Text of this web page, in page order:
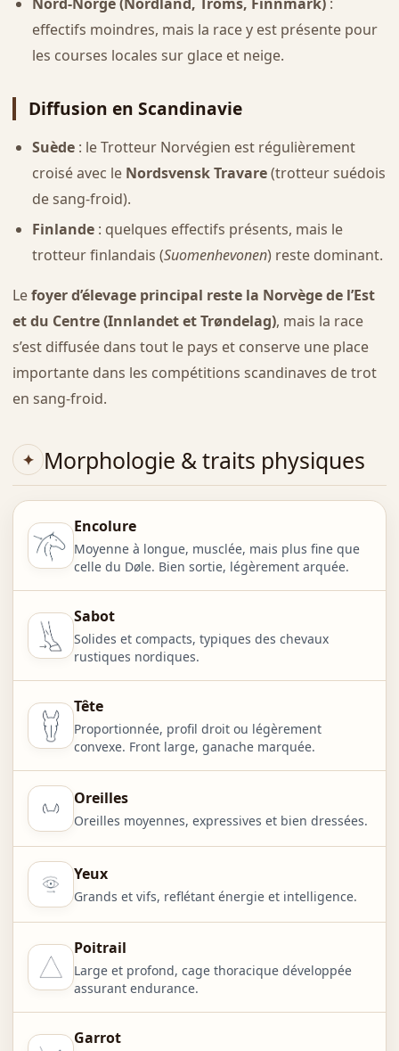
effectifs moindres, mais la race y est présente pour
les courses locales sur glace et neige.
Diffusion en Scandinavie
Suède: le Trotteur Norvégien est régulièrement
croisé avec le Nordsvensk Travare(trotteur suédois
de sang-froid).
Finlande: quelques effectifs présents, mais le
trotteur finlandais (Suomenhevonen) reste dominant.
Lefoyer d’élevage principal reste la Norvège de l’Est
et du Centre (Innlandet et Trøndelag), mais la race
s’est diffusée dans tout le pays et conserve une place
importante dans les compétitions scandinaves de trot
en sang-froid.
Morphologie & traits physiques
Encolure
Moyenne à longue, musclée, mais plus fine que
celle du Døle. Bien sortie, légèrement arquée.
Sabot
Solides et compacts, typiques des chevaux
rustiques nordiques.
Tête
Proportionnée, profil droit ou légèrement
convexe. Front large, ganache marquée.
Oreilles
Oreilles moyennes, expressives et bien dressées.
Yeux
Grands et vifs, reflétant énergie et intelligence.
Poitrail
Large et profond, cage thoracique développée
assurant endurance.
Garrot